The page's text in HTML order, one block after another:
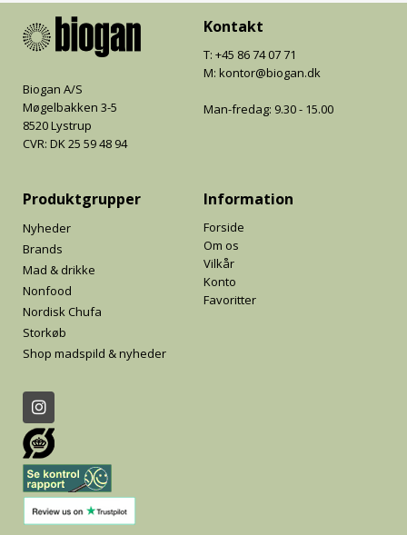
Biogan A/S
Møgelbakken 3-5
8520 Lystrup
CVR: DK 25 59 48 94
Kontakt
T: +45 86 74 07 71
M: kontor@biogan.dk
Man-fredag: 9.30 - 15.00
Produktgrupper
Nyheder
Brands
Mad & drikke
Nonfood
Nordisk Chufa
Storkøb
Shop madspild & nyheder
Information
Forside
Om os
Vilkår
Konto
Favoritter